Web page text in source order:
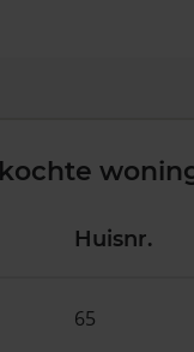
Huisnr.
65